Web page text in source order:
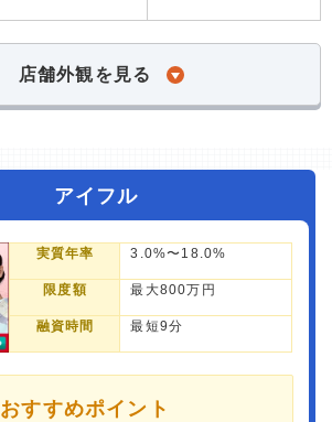
店舗外観を見る
アイフル
実質年率 3.0%〜18.0%
限度額 最大800万円
融資時間 最短9分
おすすめポイント